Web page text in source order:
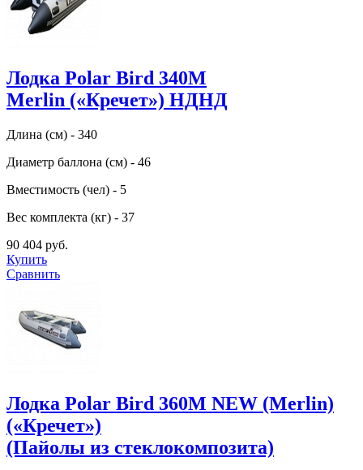
Лодка Polar Bird 340M
Merlin («Кречет») НДНД
Длина (см) - 340
Диаметр баллона (см) - 46
Вместимость (чел) - 5
Вес комплекта (кг) - 37
90 404 руб.
Купить
Сравнить
Лодка Polar Bird 360M NEW (Merlin)
(«Кречет»)
(Пайолы из стеклокомпозита)